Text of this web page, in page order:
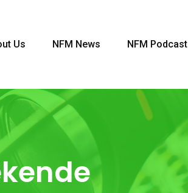
Us NFM News NFM Podcast